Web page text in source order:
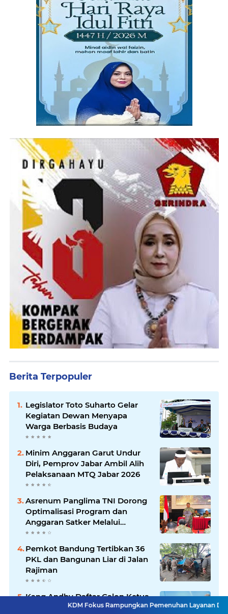
Berita Terpopuler
Legislator Toto Suharto Gelar
Kegiatan Dewan Menyapa
Warga Berbasis Budaya
Minim Anggaran Garut Undur
Diri, Pemprov Jabar Ambil Alih
Pelaksanaan MTQ Jabar 2026
Asrenum Panglima TNI Dorong
Optimalisasi Program dan
Anggaran Satker Melalui
Evaluasi Kinerja
Pemkot Bandung Tertibkan 36
PKL dan Bangunan Liar di Jalan
Rajiman
Kang Andhy Daftar Calon Ketua
PWI Jabar 2026, Usung
KDM Fokus Rampungkan Pemenuhan Layanan Dasar dan